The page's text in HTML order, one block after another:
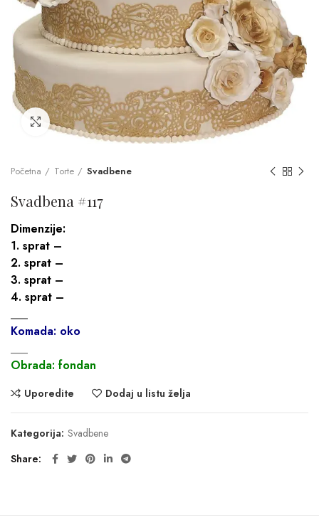
Click to enlarge
Početna Torte Svadbene
Svadbena #117
Dimenzije:
1. sprat –
2. sprat –
3. sprat –
4. sprat –
___
Komada: oko
Obrada: fondan
Uporedite Dodaj u listu želja
Kategorija: Svadbene
Share